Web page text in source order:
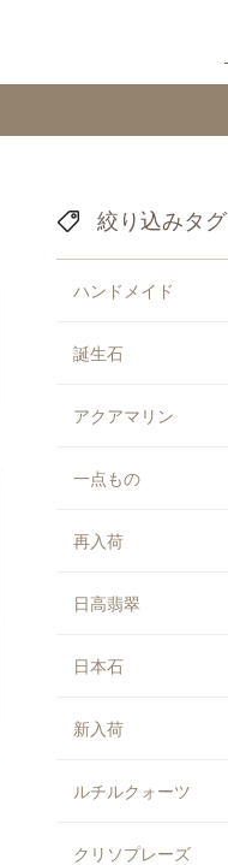
絞り込みタグ
ハンドメイド
誕生石
アクアマリン
一点もの
再入荷
日高翡翠
日本石
新入荷
ルチルクォーツ
クリソプレーズ